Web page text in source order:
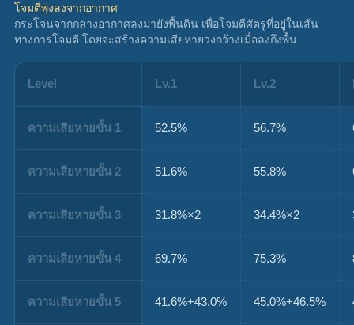
โจมตีพุ่งลงจากอากาศ
กระโจนจากกลางอากาศลงมายังพื้นดิน เพื่อโจมตีศัตรูที่อยู่ในเส้น
ทางการโจมตี โดยจะสร้างความเสียหายวงกว้างเมื่อลงถึงพื้น
Level Lv.1 Lv.2
ความเสียหายขั้น 1 52.5% 56.7%
ความเสียหายขั้น 2 51.6% 55.8%
ความเสียหายขั้น 3 31.8%×2 34.4%×2
ความเสียหายขั้น 4 69.7% 75.3%
ความเสียหายขั้น 5 41.6%+43.0% 45.0%+46.5%